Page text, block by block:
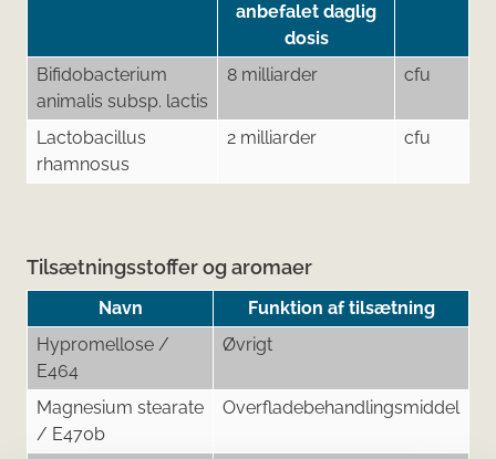
anbefalet daglig
dosis
Bifidobacterium
animalis subsp. lactis
8 milliarder cfu
Lactobacillus
rhamnosus
2 milliarder cfu
Tilsætningsstoffer og aromaer
Navn
Funktion af tilsætning
Hypromellose /
E464
Øvrigt
Magnesium stearate
/ E470b
Overfladebehandlingsmiddel